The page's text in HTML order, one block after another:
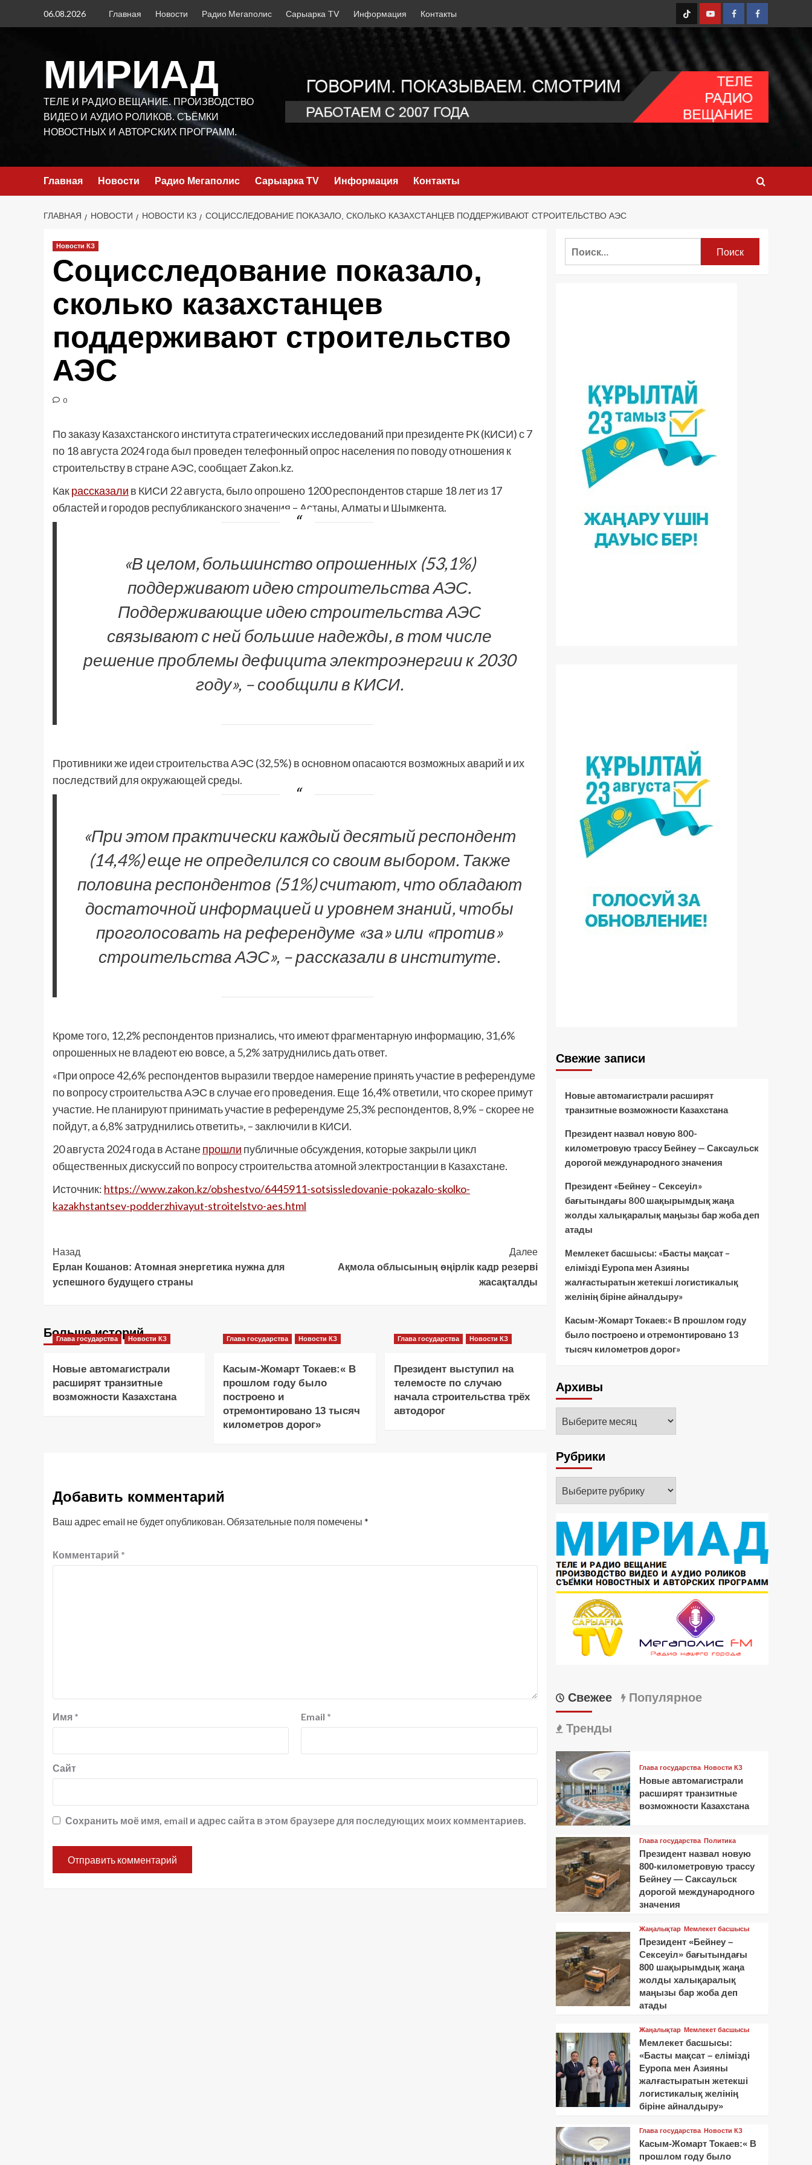
06.08.2026 Главная Новости Радио Мегаполис Сарыарка TV Информация Контакты
TT YoutubeFB1 FB2
МИРИАД
ТЕЛЕ И РАДИО ВЕЩАНИЕ. ПРОИЗВОДСТВО
ВИДЕО И АУДИО РОЛИКОВ. СЪЁМКИ
НОВОСТНЫХ И АВТОРСКИХ ПРОГРАММ.
Главная Новости Радио Мегаполис Сарыарка TV Информация Контакты
ГЛАВНАЯ НОВОСТИ НОВОСТИ КЗ СОЦИССЛЕДОВАНИЕ ПОКАЗАЛО, СКОЛЬКО КАЗАХСТАНЦЕВ ПОДДЕРЖИВАЮТ СТРОИТЕЛЬСТВО АЭС
Новости КЗ
Социсследование показало,
сколько казахстанцев
поддерживают строительство
АЭС
0
По заказу Казахстанского института стратегических исследований при президенте РК (КИСИ) с 7
по 18 августа 2024 года был проведен телефонный опрос населения по поводу отношения к
строительству в стране АЭС, сообщает Zakon.kz.
Какрассказали в КИСИ 22 августа, было опрошено 1200 респондентов старше 18 лет из 17
областей и городов республиканского значения – Астаны, Алматы и Шымкента.
«В целом, большинство опрошенных (53,1%)
поддерживают идею строительства АЭС.
Поддерживающие идею строительства АЭС
связывают с ней большие надежды, в том числе
решение проблемы дефицита электроэнергии к 2030
году», – сообщили в КИСИ.
Противники же идеи строительства АЭС (32,5%) в основном опасаются возможных аварий и их
последствий для окружающей среды.
«При этом практически каждый десятый респондент
(14,4%) еще не определился со своим выбором. Также
половина респондентов (51%) считают, что обладают
достаточной информацией и уровнем знаний, чтобы
проголосовать на референдуме «за» или «против»
строительства АЭС», – рассказали в институте.
Кроме того, 12,2% респондентов признались, что имеют фрагментарную информацию, 31,6%
опрошенных не владеют ею вовсе, а 5,2% затруднились дать ответ.
«При опросе 42,6% респондентов выразили твердое намерение принять участие в референдуме
по вопросу строительства АЭС в случае его проведения. Еще 16,4% ответили, что скорее примут
участие. Не планируют принимать участие в референдуме 25,3% респондентов, 8,9% – скорее не
пойдут, а 6,8% затруднились ответить», – заключили в КИСИ.
20 августа 2024 года в Астанепрошли публичные обсуждения, которые закрыли цикл
общественных дискуссий по вопросу строительства атомной электростанции в Казахстане.
Источник: https://www.zakon.kz/obshestvo/6445911-sotsissledovanie-pokazalo-skolko-
kazakhstantsev-podderzhivayut-stroitelstvo-aes.html
Post
Navigation
Назад
Ерлан Кошанов: Атомная энергетика нужна для
успешного будущего страны
Далее
Ақмола облысының өңірлік кадр резерві
жасақталды
Больше историй
Глава государства Новости КЗ
Новые автомагистрали
расширят транзитные
возможности Казахстана
Глава государства Новости КЗ
Касым-Жомарт Токаев:« В
прошлом году было
построено и
отремонтировано 13 тысяч
километров дорог»
Глава государства Новости КЗ
Президент выступил на
телемосте по случаю
начала строительства трёх
автодорог
Добавить комментарий
Ваш адрес email не будет опубликован.Обязательные поля помечены *
Комментарий *
Имя * Email *
Сайт
Сохранить моё имя, email и адрес сайта в этом браузере для последующих моих комментариев.
Свежие записи
Новые автомагистрали расширят
транзитные возможности Казахстана
Президент назвал новую 800-
километровую трассу Бейнеу — Саксаульск
дорогой международного значения
Президент «Бейнеу – Сексеуіл»
бағытындағы 800 шақырымдық жаңа
жолды халықаралық маңызы бар жоба деп
атады
Мемлекет басшысы: «Басты мақсат –
елімізді Еуропа мен Азияны
жалғастыратын жетекші логистикалық
желінің біріне айналдыру»
Касым-Жомарт Токаев:« В прошлом году
было построено и отремонтировано 13
тысяч километров дорог»
Архивы
Рубрики
Свежее Популярное
Тренды
Глава государства Новости КЗ
Новые автомагистрали
расширят транзитные
возможности Казахстана
Глава государства Политика
Президент назвал новую
800-километровую трассу
Бейнеу — Саксаульск
дорогой международного
значения
Жаңалықтар Мемлекет басшысы
Президент «Бейнеу –
Сексеуіл» бағытындағы
800 шақырымдық жаңа
жолды халықаралық
маңызы бар жоба деп
атады
Жаңалықтар Мемлекет басшысы
Мемлекет басшысы:
«Басты мақсат – елімізді
Еуропа мен Азияны
жалғастыратын жетекші
логистикалық желінің
біріне айналдыру»
Глава государства Новости КЗ
Касым-Жомарт Токаев:« В
прошлом году было